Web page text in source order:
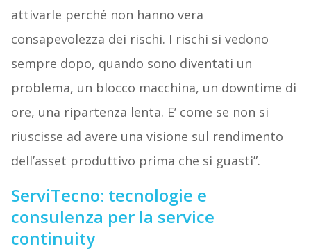
attivarle perché non hanno vera
consapevolezza dei rischi. I rischi si vedono
sempre dopo, quando sono diventati un
problema, un blocco macchina, un downtime di
ore, una ripartenza lenta. E’ come se non si
riuscisse ad avere una visione sul rendimento
dell’asset produttivo prima che si guasti”.
ServiTecno: tecnologie e
consulenza per la service
continuity